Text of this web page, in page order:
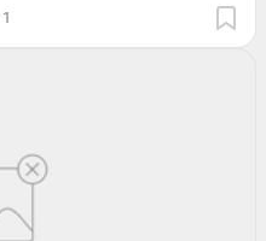
1